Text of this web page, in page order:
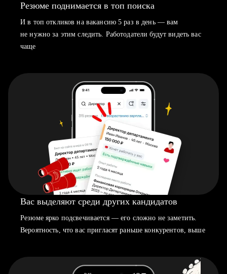
Резюме поднимается в топ поиска
И в топ откликов на вакансию 5 раз в день — вам
не нужно за этим следить. Работодатели будут видеть вас
чаще
Вас выделяют среди других кандидатов
Резюме ярко подсвечивается — его сложно не заметить.
Вероятность, что вас пригласят раньше конкурентов, выше